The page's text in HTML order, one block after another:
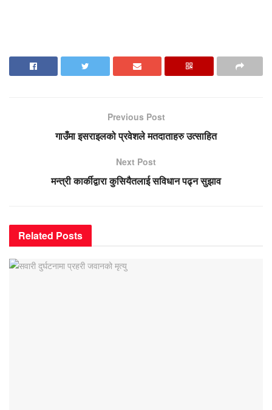
Previous Post
गाउँमा इसराइलको प्रवेशले मतदाताहरु उत्साहित
Next Post
मन्त्री कार्कीद्वारा कुसियैतलाई सविधान पढ्न सुझाव
Related Posts